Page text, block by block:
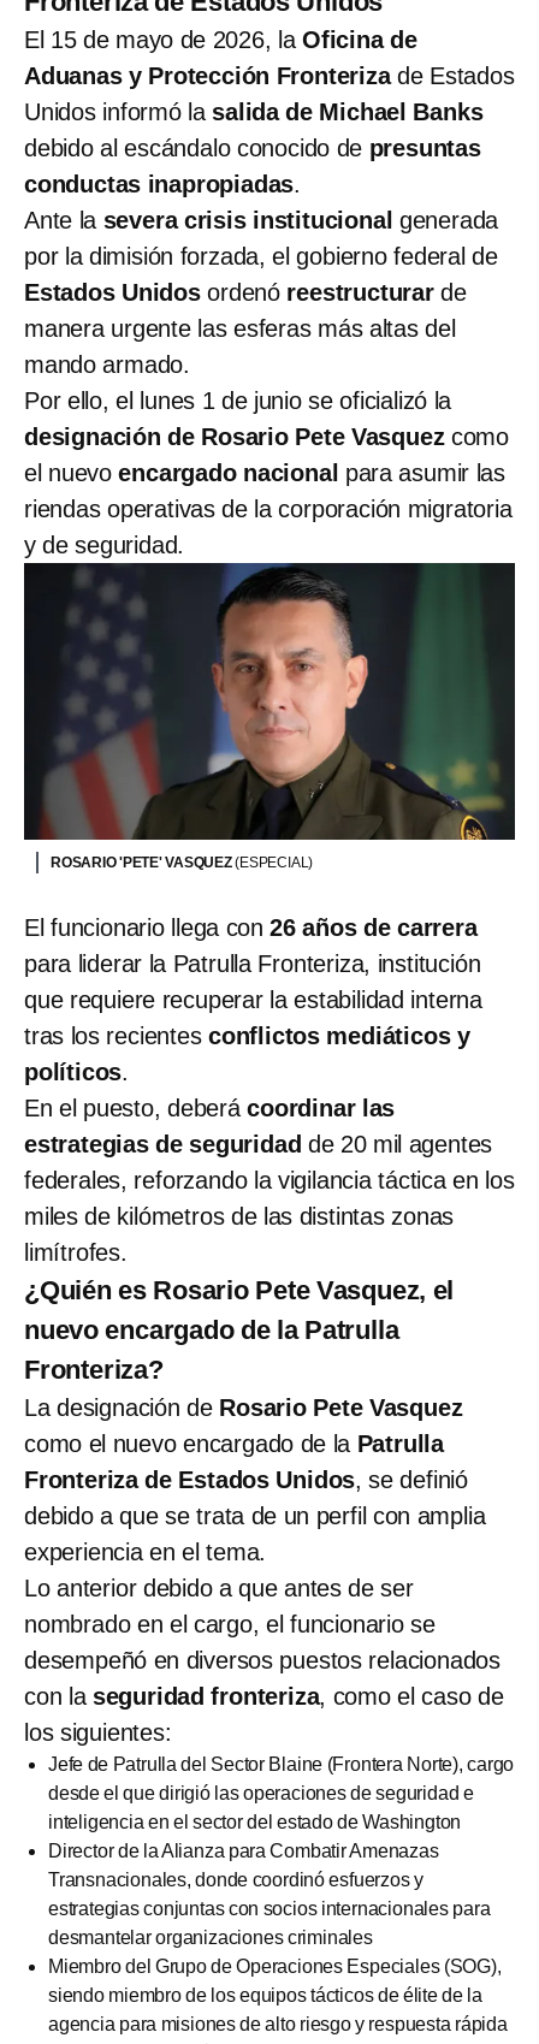
El 15 de mayo de 2026, la Oficina de
Aduanas y Protección Fronterizade Estados
Unidos informó la salida de Michael Banks
debido al escándalo conocido de presuntas
conductas inapropiadas.
Ante la severa crisis institucional generada
por la dimisión forzada, el gobierno federal de
Estados Unidosordenó reestructurarde
manera urgente las esferas más altas del
mando armado.
Por ello, el lunes 1 de junio se oficializó la
designación de Rosario Pete Vasquezcomo
el nuevoencargado nacional para asumir las
riendas operativas de la corporación migratoria
y de seguridad.
ROSARIO 'PETE' VASQUEZ(ESPECIAL)
El funcionario llega con26 años de carrera
para liderar la Patrulla Fronteriza, institución
que requiere recuperar la estabilidad interna
tras los recientesconflictos mediáticos y
políticos.
En el puesto, deberácoordinar las
estrategias de seguridad de 20 mil agentes
federales, reforzando la vigilancia táctica en los
miles de kilómetros de las distintas zonas
limítrofes.
¿Quién es Rosario Pete Vasquez, el
nuevo encargado de la Patrulla
Fronteriza?
La designación de Rosario Pete Vasquez
como el nuevo encargado de la Patrulla
Fronteriza de Estados Unidos, se definió
debido a que se trata de un perfil con amplia
experiencia en el tema.
Lo anterior debido a que antes de ser
nombrado en el cargo, el funcionario se
desempeñó en diversos puestos relacionados
con la seguridad fronteriza, como el caso de
los siguientes:
Jefe de Patrulla del Sector Blaine (Frontera Norte), cargo
desde el que dirigió las operaciones de seguridad e
inteligencia en el sector del estado de Washington
Director de la Alianza para Combatir Amenazas
Transnacionales, donde coordinó esfuerzos y
estrategias conjuntas con socios internacionales para
desmantelar organizaciones criminales
Miembro del Grupo de Operaciones Especiales (SOG),
siendo miembro de los equipos tácticos de élite de la
agencia para misiones de alto riesgo y respuesta rápida